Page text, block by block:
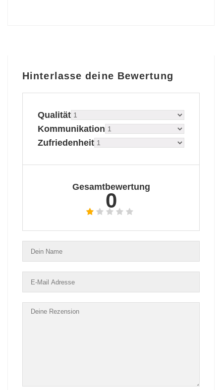
Hinterlasse deine Bewertung
Qualität
Kommunikation
Zufriedenheit
Gesamtbewertung
0